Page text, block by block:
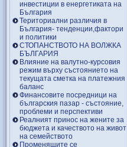
инвестиции в енергетиката на
България
Териториални различия в
България- тенденции,фактори
и политики
СТОПАНСТВОТО НА ВОЛЖКА
БЪЛГАРИЯ
Влияние на валутно-курсовия
режим върху състоянието на
текущата сметка на платежния
баланс
Финансовите посредници на
българския пазар - състояние,
проблеми и перспективи
Реалният принос на жените за
бюджета и качеството на живот
на семейството
Променящите се